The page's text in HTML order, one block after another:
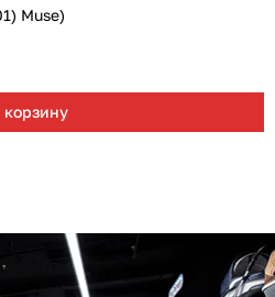
Muse)
корзину